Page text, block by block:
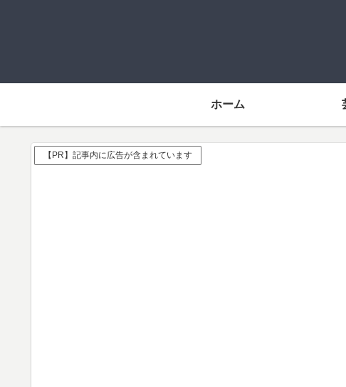
ホーム
【PR】記事内に広告が含まれています